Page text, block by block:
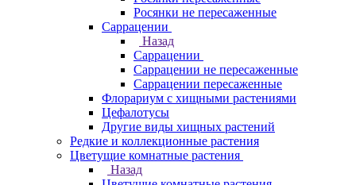
Росянки не пересаженные
Саррацении
Назад
Саррацении
Саррацении не пересаженные
Саррацении пересаженные
Флорариум с хищными растениями
Цефалотусы
Другие виды хищных растений
Редкие и коллекционные растения
Цветущие комнатные растения
Назад